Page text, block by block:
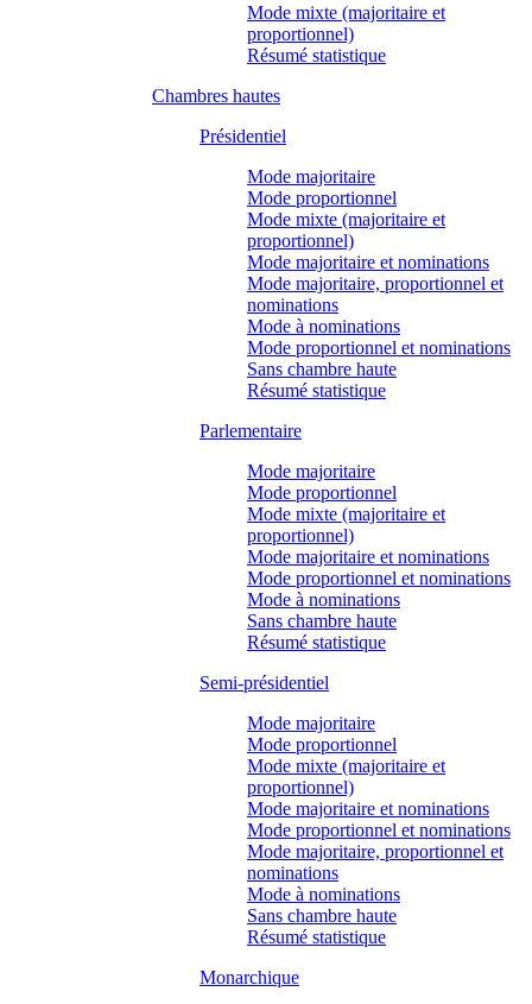
Mode mixte (majoritaire et
proportionnel)
Résumé statistique
Chambres hautes
Présidentiel
Mode majoritaire
Mode proportionnel
Mode mixte (majoritaire et
proportionnel)
Mode majoritaire et nominations
Mode majoritaire, proportionnel et
nominations
Mode à nominations
Mode proportionnel et nominations
Sans chambre haute
Résumé statistique
Parlementaire
Mode majoritaire
Mode proportionnel
Mode mixte (majoritaire et
proportionnel)
Mode majoritaire et nominations
Mode proportionnel et nominations
Mode à nominations
Sans chambre haute
Résumé statistique
Semi-présidentiel
Mode majoritaire
Mode proportionnel
Mode mixte (majoritaire et
proportionnel)
Mode majoritaire et nominations
Mode proportionnel et nominations
Mode majoritaire, proportionnel et
nominations
Mode à nominations
Sans chambre haute
Résumé statistique
Monarchique